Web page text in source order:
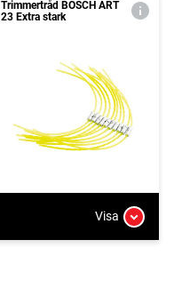
Trimmertråd BOSCH ART
23 Extra stark
Visa